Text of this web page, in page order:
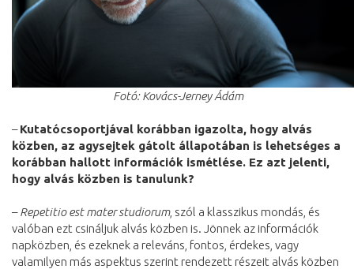
Fotó: Kovács-Jerney Ádám
–Kutatócsoportjával korábban igazolta, hogy alvás
közben, az agysejtek gátolt állapotában is lehetséges a
korábban hallott információk ismétlése. Ez azt jelenti,
hogy alvás közben is tanulunk?
–Repetitio est mater studiorum, szól a klasszikus mondás, és
valóban ezt csináljuk alvás közben is. Jönnek az információk
napközben, és ezeknek a releváns, fontos, érdekes, vagy
valamilyen más aspektus szerint rendezett részeit alvás közben